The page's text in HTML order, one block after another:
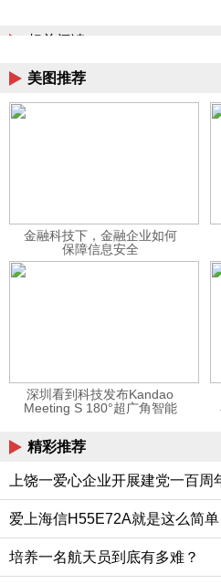
相关阅读
美图推荐
金融科技下，金融企业如何
保障信息安全
深圳看到科技发布Kandao
Meeting S 180°超广角智能
精彩推荐
上饶一爱心企业开展建党一百
爱上海信H55E72A就是这么简单
培养一名航天员到底有多难？